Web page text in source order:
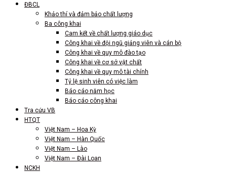
ĐBCL
Khảo thí và đảm bảo chất lượng
Ba công khai
Cam kết về chất lượng giáo dục
Công khai về đội ngũ giảng viên và cán bộ
Công khai về quy mô đào tạo
Công khai về cơ sở vật chất
Công khai về quy mô tài chính
Tỷ lệ sinh viên có việc làm
Báo cáo năm học
Báo cáo công khai
Tra cứu VB
HTQT
Việt Nam – Hoa Kỳ
Việt Nam – Hàn Quốc
Việt Nam – Lào
Việt Nam – Đài Loan
NCKH